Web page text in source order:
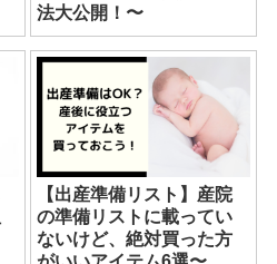
法大公開！〜
【出産準備リスト】産院
の準備リストに載ってい
ないけど、絶対買った方